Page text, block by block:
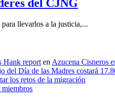
del CJNG
llevarlos a la justicia,...
Hank report en Azucena Cisneros
del Día de las Madres costará
los retos de la migración